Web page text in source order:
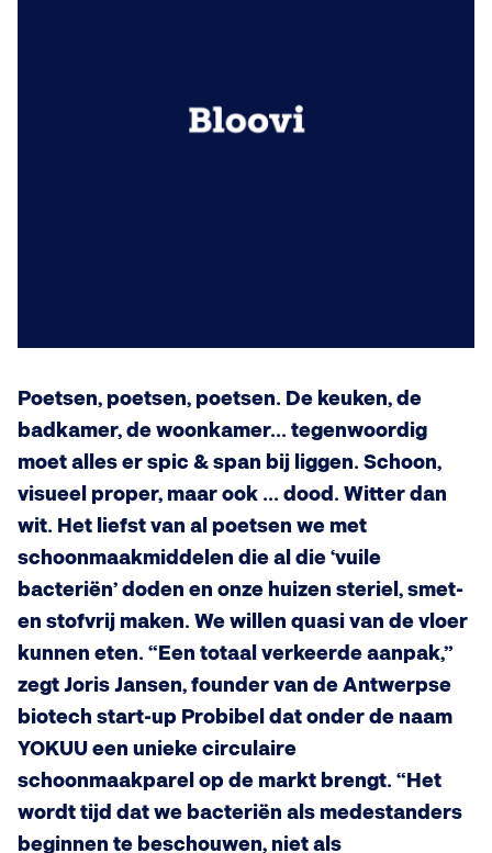
Poetsen, poetsen, poetsen. De keuken, de
badkamer, de woonkamer... tegenwoordig
moet alles er spic & span bij liggen. Schoon,
visueel proper, maar ook ... dood. Witter dan
wit. Het liefst van al poetsen we met
schoonmaakmiddelen die al die ‘vuile
bacteriën’ doden en onze huizen steriel, smet-
en stofvrij maken. We willen quasi van de vloer
kunnen eten. “Een totaal verkeerde aanpak,”
zegt Joris Jansen, founder van de Antwerpse
biotech start-up Probibel dat onder de naam
YOKUU een unieke circulaire
schoonmaakparel op de markt brengt. “Het
wordt tijd dat we bacteriën als medestanders
beginnen te beschouwen, niet als